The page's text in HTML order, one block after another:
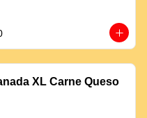
XL Carne Queso